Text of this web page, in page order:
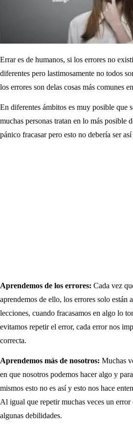
Errar es de humanos, si los errores no
diferentes pero lastimosamente no todos
los errores son delas cosas más comunes
En diferentes ámbitos es muy posible que
muchas personas tratan en lo más posible
pánico fracasar pero esto no debería ser
Aprendemos de los errores: Cada vez
aprendemos de ello, los errores solo están
lecciones, cuando fracasamos en algo lo
evitamos repetir el error, cada error nos
correcta.
Aprendemos más de nosotros: Muchas
en que nosotros podemos hacer algo y
mismos esto no es así y esto nos hace
Al igual que repetir muchas veces un error
algunas debilidades.